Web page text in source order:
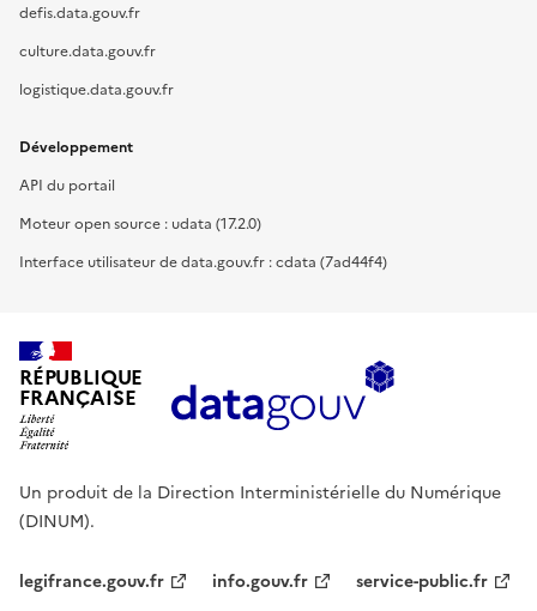
defis.data.gouv.fr
culture.data.gouv.fr
logistique.data.gouv.fr
Développement
API du portail
Moteur open source : udata (17.2.0)
Interface utilisateur de data.gouv.fr : cdata (7ad44f4)
RÉPUBLIQUE
FRANÇAISE
Un produit de la Direction Interministérielle du Numérique
(DINUM).
legifrance.gouv.fr info.gouv.fr service-public.fr